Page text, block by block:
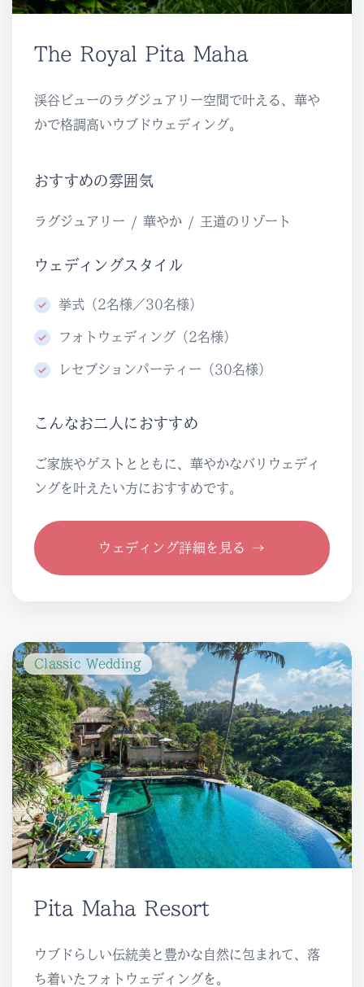
The Royal Pita Maha
渓谷ビューのラグジュアリー空間で叶える、華や
かで格調高いウブドウェディング。
おすすめの雰囲気
ラグジュアリー / 華やか / 王道のリゾート
ウェディングスタイル
挙式（2名様／30名様）
フォトウェディング（2名様）
レセプションパーティー（30名様）
こんなお二人におすすめ
ご家族やゲストとともに、華やかなバリウェディ
ングを叶えたい方におすすめです。
ウェディング詳細を見る →
Classic Wedding
Pita Maha Resort
ウブドらしい伝統美と豊かな自然に包まれて、落
ち着いたフォトウェディングを。